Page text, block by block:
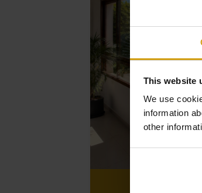
This website
We use
information
other